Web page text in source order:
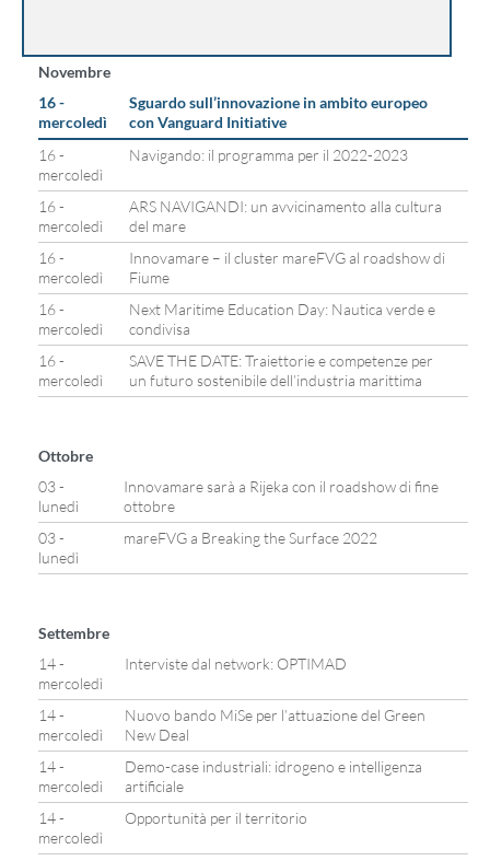
Novembre
16 -
mercoledì
Sguardo sull’innovazione in ambito europeo
con Vanguard Initiative
16 -
mercoledì
Navigando: il programma per il 2022-2023
16 -
mercoledì
ARS NAVIGANDI: un avvicinamento alla cultura
del mare
16 -
mercoledì
Innovamare – il cluster mareFVG al roadshow di
Fiume
16 -
mercoledì
Next Maritime Education Day: Nautica verde e
condivisa
16 -
mercoledì
SAVE THE DATE: Traiettorie e competenze per
un futuro sostenibile dell’industria marittima
Ottobre
03 -
lunedì
Innovamare sarà a Rijeka con il roadshow di fine
ottobre
03 -
lunedì
mareFVG a Breaking the Surface 2022
Settembre
14 -
mercoledì
Interviste dal network: OPTIMAD
14 -
mercoledì
Nuovo bando MiSe per l’attuazione del Green
New Deal
14 -
mercoledì
Demo-case industriali: idrogeno e intelligenza
artificiale
14 -
mercoledì
Opportunità per il territorio